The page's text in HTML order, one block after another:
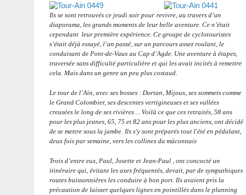
Ils se sont retrouvés ce jeudi soir pour revivre, au travers d’un
diaporama, les grands moments de leur belle aventure. Ce n’était
cependant leur première expérience. Ce groupe de cyclotouristes
s’était déjà essayé, l’an passé, sur un parcours assez roulant, le
conduisant de Pont-de-Vaux au Cap d’Agde. Une aventure à étapes,
traversée sans difficulté particulière et qui les avait incités à remettre
cela. Mais dans un genre un peu plus costaud.
Le tour de l’Ain, avec ses bosses : Dortan, Mijoux, ses sommets comme
le Grand Colombier, ses descentes vertigineuses et ses vallées
creusées le long de ses rivières… Voilà ce que ces retraités, 58 ans
pour les plus jeunes, 65, 75 et 82 ans pour les plus anciens, ont décidé
de se mettre sous la jambe. Ils s'y sont préparés tout l'été en pédalant,
deux fois par semaine, vers les collines du mäconnais
Trois d’entre eux, Paul, Josette et Jean-Paul , ont concocté un
itinéraire qui, évitant les axes fréquentés, devait, par de sympathiques
routes buissonnières les conduire à bon port. Ils avaient pris la
précaution de laisser quelques lignes en pointillés dans le planning